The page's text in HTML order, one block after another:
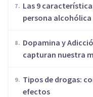
Las 9
persona alcohólica
Dopamina y
capturan nuestra
Tipos de drogas:
efectos